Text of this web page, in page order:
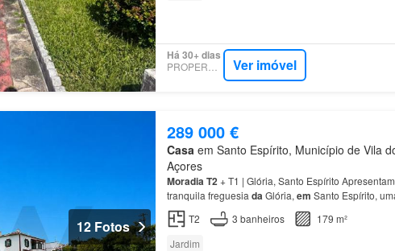
Há 30+ dias
PROPERSTAR Ver imóvel
12 Fotos
289 000 €
Casa em Santo Espírito, Município de Vila
Açores
MoradiaT2+ T1 | Glória, Santo Espírito
tranquila freguesia daGlória, em Santo Espírito,
propriedade:Moradia + anexo T1
T2 3 banheiros
179 m²
Jardim